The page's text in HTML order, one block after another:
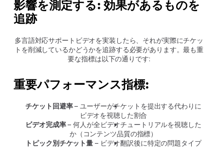
影響を測定する: 効果があるものを
追跡
多言語対応サポートビデオを実装したら、それが実際にチケッ
トを削減しているかどうかを追跡する必要があります。最も重
要な指標は以下の通りです:
重要パフォーマンス指標:
チケット回避率 – ユーザーがチケットを提出する代わりに
ビデオを視聴した割合
ビデオ完成率 – 何人が全ビデオチュートリアルを視聴した
か（コンテンツ品質の指標）
トピック別チケット量 – ビデオ翻訳後に特定の問題タイプ